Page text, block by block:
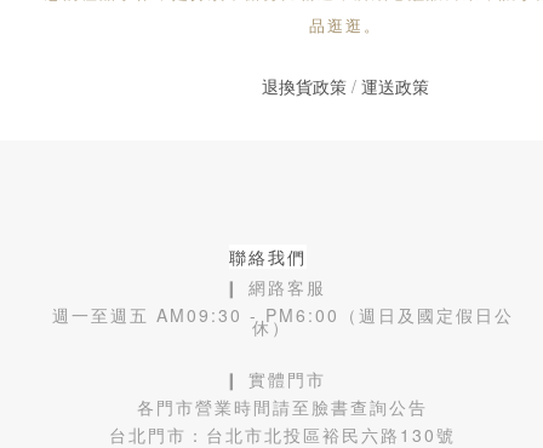
品逛逛。
退換貨政策/ 運送政策
聯絡我們
❙ 網路客服
週一至週五 AM09:30 - PM6:00（週日及國定假日公
休）
❙ 實體門市
各門市營業時間請至臉書查詢公告
台北門市： 台北市北投區裕民六路130號